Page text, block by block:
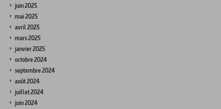
juin 2025
mai 2025
avril 2025
mars 2025
janvier 2025
octobre 2024
septembre 2024
août 2024
juillet 2024
juin 2024